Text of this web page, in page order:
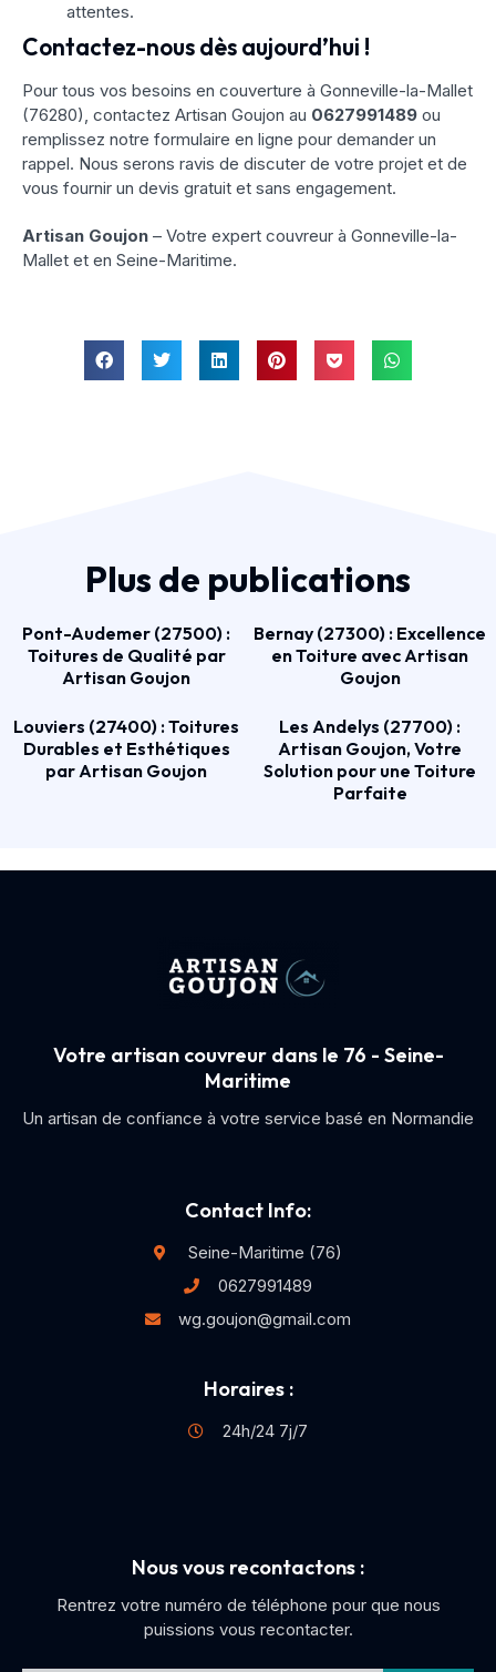
attentes.
Contactez-nous dès aujourd’hui !
Pour tous vos besoins en couverture à Gonneville-la-Mallet
(76280), contactez Artisan Goujon au 0627991489 ou
remplissez notre formulaire en ligne pour demander un
rappel. Nous serons ravis de discuter de votre projet et de
vous fournir un devis gratuit et sans engagement.
Artisan Goujon – Votre expert couvreur à Gonneville-la-
Mallet et en Seine-Maritime.
Plus de publications
Pont-Audemer (27500) :
Toitures de Qualité par
Artisan Goujon
Bernay (27300) : Excellence
en Toiture avec Artisan
Goujon
Louviers (27400) : Toitures
Durables et Esthétiques
par Artisan Goujon
Les Andelys (27700) :
Artisan Goujon, Votre
Solution pour une Toiture
Parfaite
Votre artisan couvreur dans le 76 - Seine-
Maritime
Un artisan de confiance à votre service basé en Normandie
Contact Info:
Seine-Maritime (76)
0627991489
wg.goujon@gmail.com
Horaires :
24h/24 7j/7
Nous vous recontactons :
Rentrez votre numéro de téléphone pour que nous
puissions vous recontacter.